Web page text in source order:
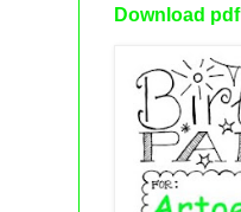
Download pdf